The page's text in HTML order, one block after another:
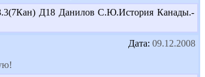
Д18 Данилов С.Ю.История Канады.-
Дата: 09.12.2008